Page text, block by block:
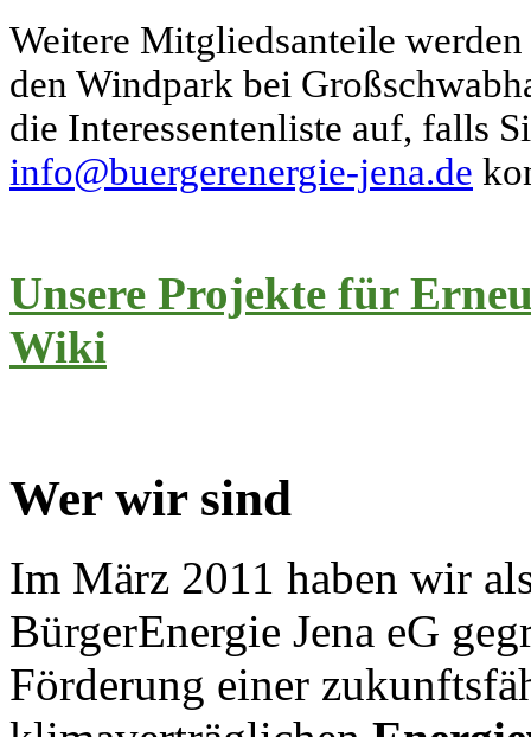
Weitere Mitgliedsanteile
den Windpark bei
die Interessentenliste auf, falls
info@buergerenergie-jena.de
Unsere Projekte für
Wiki
Wer wir sind
Im März 2011 haben wir
BürgerEnergie Jena eG
Förderung einer